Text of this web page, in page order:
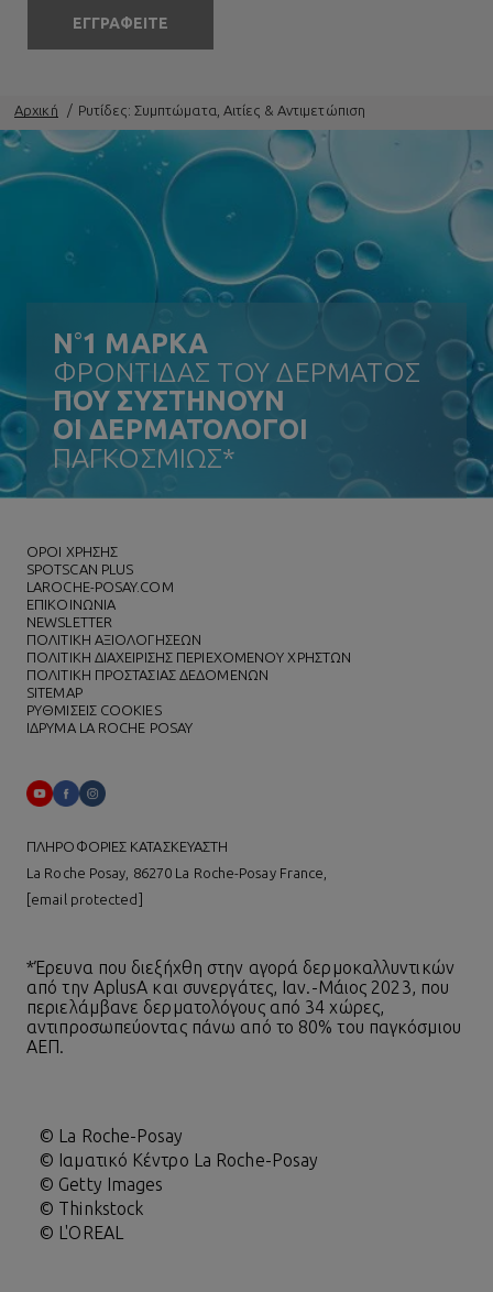
ΕΓΓΡΑΦΕΙΤΕ
Αρχική Ρυτίδες: Συμπτώματα, Αιτίες & Αντιμετώπιση
N°1 ΜΑΡΚΑ
ΦΡΟΝΤΙΔΑΣ ΤΟΥ ΔΕΡΜΑΤΟΣ
ΠΟΥ ΣΥΣΤΗΝΟΥΝ
ΟΙ ΔΕΡΜΑΤΟΛΟΓΟΙ
ΠΑΓΚΟΣΜΙΩΣ*
ΌΡΟΙ ΧΡΗΣΗΣ
SPOTSCAN PLUS
LAROCHE-POSAY.COM
ΕΠΙΚΟΙΝΩΝΙΑ
NEWSLETTER
ΠΟΛΙΤΙΚΗ ΑΞΙΟΛΟΓΗΣΕΩΝ
ΠΟΛΙΤΙΚΗ ΔΙΑΧΕΙΡΙΣΗΣ ΠΕΡΙΕΧΟΜΕΝΟΥ ΧΡΗΣΤΩΝ
ΠΟΛΙΤΙΚΗ ΠΡΟΣΤΑΣΙΑΣ ΔΕΔΟΜΕΝΩΝ
SITEMAP
ΡΥΘΜΙΣΕΙΣ COOKIES
ΙΔΡΥΜΑ LA ROCHE POSAY
ΠΛΗΡΟΦΟΡΙΕΣ ΚΑΤΑΣΚΕΥΑΣΤΗ
La Roche Posay, 86270 La Roche-Posay France,
[email protected]
*Έρευνα που διεξήχθη στην αγορά δερμοκαλλυντικών
από την AplusA και συνεργάτες, Ιαν.-Μάιος 2023, που
περιελάμβανε δερματολόγους από 34 χώρες,
αντιπροσωπεύοντας πάνω από το 80% του παγκόσμιου
ΑΕΠ.
© La Roche-Posay
© Ιαματικό Κέντρο La Roche-Posay
© Getty Images
© Thinkstock
© L'OREAL